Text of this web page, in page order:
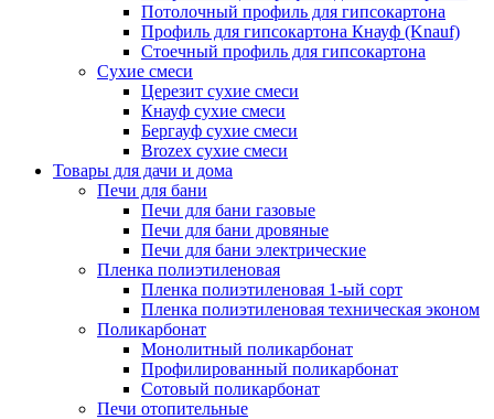
Потолочный профиль для гипсокартона
Профиль для гипсокартона Кнауф (Knauf)
Стоечный профиль для гипсокартона
Сухие смеси
Церезит сухие смеси
Кнауф сухие смеси
Бергауф сухие смеси
Brozex сухие смеси
Товары для дачи и дома
Печи для бани
Печи для бани газовые
Печи для бани дровяные
Печи для бани электрические
Пленка полиэтиленовая
Пленка полиэтиленовая 1-ый сорт
Пленка полиэтиленовая техническая эконом
Поликарбонат
Монолитный поликарбонат
Профилированный поликарбонат
Сотовый поликарбонат
Печи отопительные